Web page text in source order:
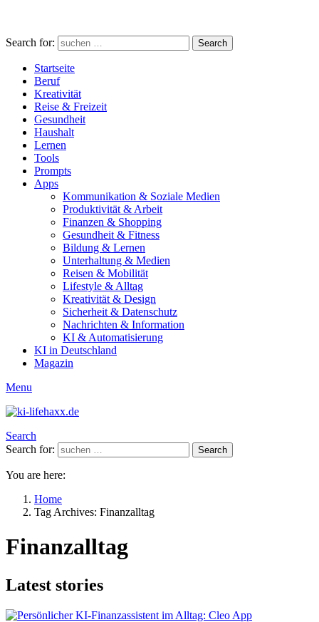
Search for: Search
Startseite
Beruf
Kreativität
Reise & Freizeit
Gesundheit
Haushalt
Lernen
Tools
Prompts
Apps
Kommunikation & Soziale Medien
Produktivität & Arbeit
Finanzen & Shopping
Gesundheit & Fitness
Bildung & Lernen
Unterhaltung & Medien
Reisen & Mobilität
Lifestyle & Alltag
Kreativität & Design
Sicherheit & Datenschutz
Nachrichten & Information
KI & Automatisierung
KI in Deutschland
Magazin
Menu
Search
Search for:
Search
You are here:
Home
Tag Archives: Finanzalltag
Finanzalltag
Latest stories